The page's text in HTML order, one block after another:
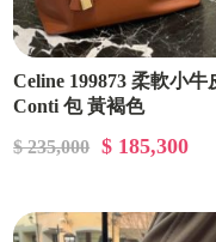
Celine 199873 柔軟小牛
Conti 包 黃褐色
$ 235,000
$ 185,300